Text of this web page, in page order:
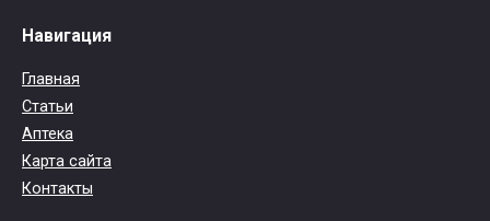
Навигация
Главная
Статьи
Аптека
Карта сайта
Контакты